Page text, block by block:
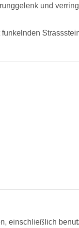
und
einschließlich